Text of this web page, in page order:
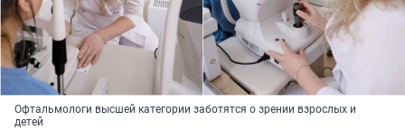
Офтальмологи высшей категории заботятся о зрении взрослых и
детей